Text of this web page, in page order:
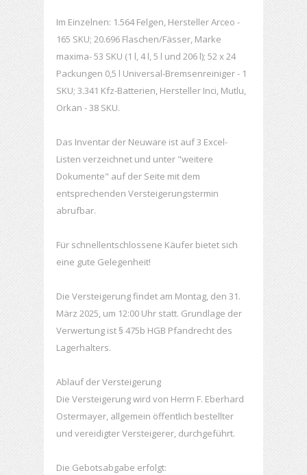
Im Einzelnen: 1.564 Felgen, Hersteller Arceo -
165 SKU; 20.696 Flaschen/Fässer, Marke
maxima- 53 SKU (1 l, 4 l, 5 l und 206 l); 52 x 24
Packungen 0,5 l Universal-Bremsenreiniger - 1
SKU; 3.341 Kfz-Batterien, Hersteller Inci, Mutlu,
Orkan - 38 SKU.
Das Inventar der Neuware ist auf 3 Excel-
Listen verzeichnet und unter "weitere
Dokumente" auf der Seite mit dem
entsprechenden Versteigerungstermin
abrufbar.
Für schnellentschlossene Käufer bietet sich
eine gute Gelegenheit!
Die Versteigerung findet am Montag, den 31.
März 2025, um 12:00 Uhr statt. Grundlage der
Verwertung ist § 475b HGB Pfandrecht des
Lagerhalters.
Ablauf der Versteigerung
Die Versteigerung wird von Herrn F. Eberhard
Ostermayer, allgemein öffentlich bestellter
und vereidigter Versteigerer, durchgeführt.
Die Gebotsabgabe erfolgt: